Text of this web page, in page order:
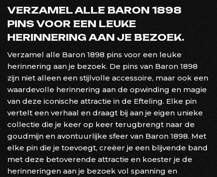
VERZAMEL ALLE BARON 1898
PINS VOOR EEN LEUKE
HERINNERING AAN JE BEZOEK.
Verzamel alle Baron 1898 pins voor een leuke
herinnering aan je bezoek. De pins van Baron 1898
zijn niet alleen een stijlvolle accessoire, maar ook een
waardevolle herinnering aan de opwinding en magie
van deze iconische attractie in de Efteling. Elke pin
vertelt een verhaal en draagt bij aan je eigen unieke
collectie die je keer op keer terugbrengt naar de
goudmijn en avontuurlijke sfeer van Baron 1898. Met
elke pin die je toevoegt, creëer je een blijvende band
met deze betoverende attractie en koester je de
herinneringen aan je bezoek vol spanning en